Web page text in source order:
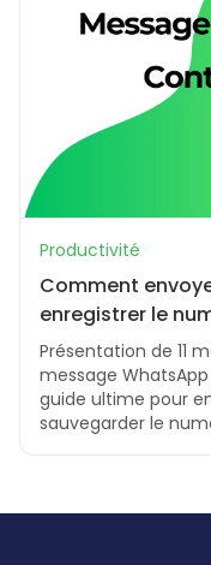
Productivité
Comment
enregistrer le
Présentation de 11
message
guide ultime pour
sauvegarder le